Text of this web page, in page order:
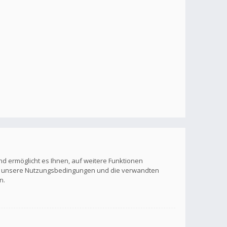
ermöglicht es Ihnen, auf weitere Funktionen
Nutzungsbedingungen und die verwandten